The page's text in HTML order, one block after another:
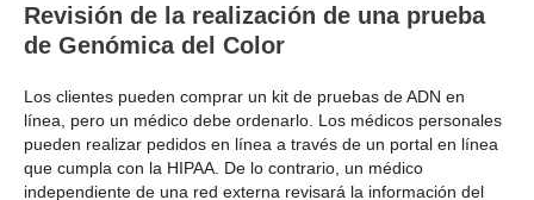
Revisión de la realización de una prueba
de Genómica del Color
Los clientes pueden comprar un kit de pruebas de ADN en
línea, pero un médico debe ordenarlo. Los médicos personales
pueden realizar pedidos en línea a través de un portal en línea
que cumpla con la HIPAA. De lo contrario, un médico
independiente de una red externa revisará la información del